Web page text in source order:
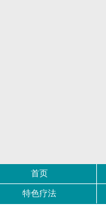
首页
特色疗法